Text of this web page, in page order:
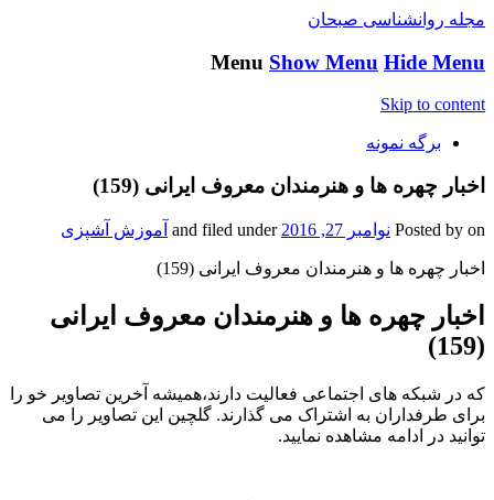
مجله روانشناسی صبحان
Menu Show Menu Hide Menu
Skip to content
برگه نمونه
اخبار چهره ها و هنرمندان معروف ایرانی (159)
Posted by on نوامبر 27, 2016 and filed under آموزش آشپزی
اخبار چهره ها و هنرمندان معروف ایرانی (159)
اخبار چهره ها و هنرمندان معروف ایرانی
(159)
که در شبکه های اجتماعی فعالیت دارند،همیشه آخرین تصاویر خو را
برای طرفداران به اشتراک می گذارند. گلچین این تصاویر را می
توانید در ادامه مشاهده نمایید.